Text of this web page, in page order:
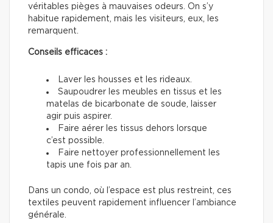
véritables pièges à mauvaises odeurs. On s’y
habitue rapidement, mais les visiteurs, eux, les
remarquent.
Conseils efficaces :
Laver les housses et les rideaux.
Saupoudrer les meubles en tissus et les
matelas de bicarbonate de soude, laisser
agir puis aspirer.
Faire aérer les tissus dehors lorsque
c’est possible.
Faire nettoyer professionnellement les
tapis une fois par an.
Dans un condo, où l’espace est plus restreint, ces
textiles peuvent rapidement influencer l’ambiance
générale.